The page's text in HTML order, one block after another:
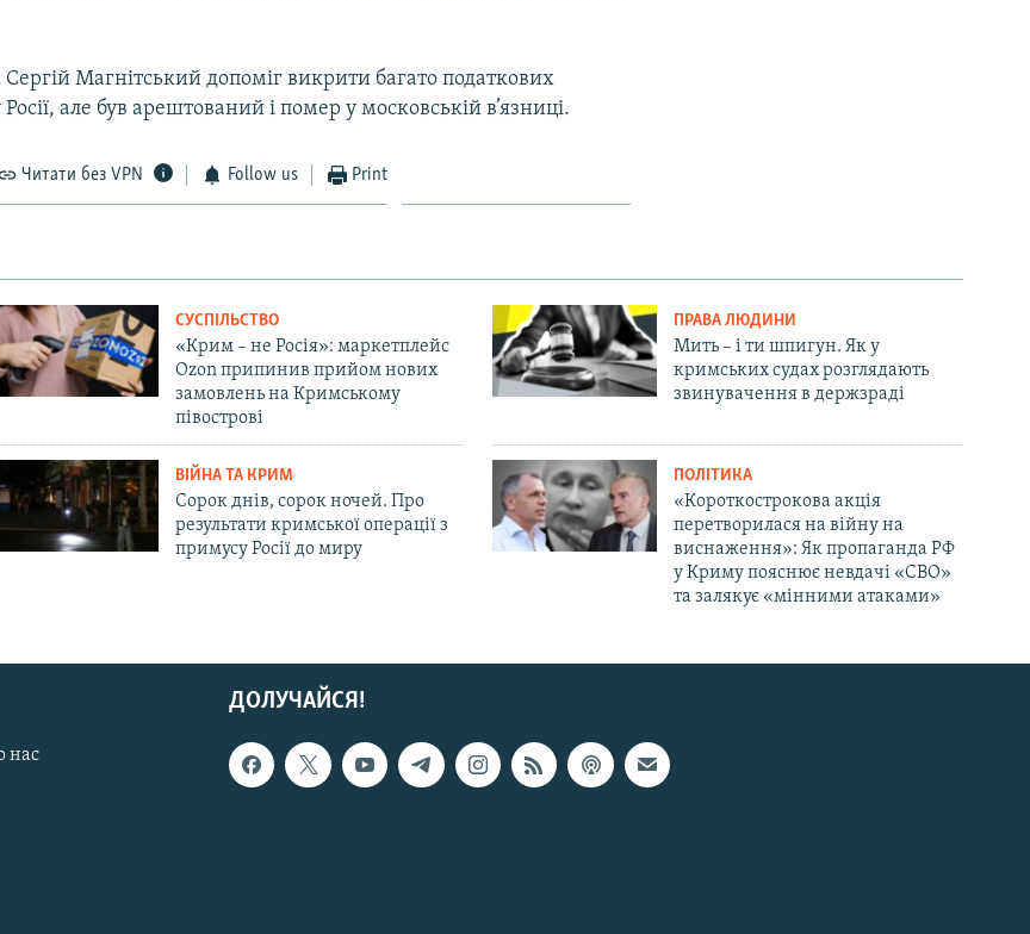
Магнітський допоміг викрити багато податкових
але був арештований і помер у московській в’язниці.
Читати без VPN Follow us Print
СУСПІЛЬСТВО
«Крим – не Росія»: маркетплейс
Ozon припинив прийом нових
замовлень на Кримському
півострові
ПРАВА ЛЮДИНИ
Мить – і ти шпигун. Як у
кримських судах розглядають
звинувачення в держзраді
ВІЙНА ТА КРИМ
Сорок днів, сорок ночей. Про
результати кримської операції з
примусу Росії до миру
ПОЛІТИКА
«Короткострокова акція
перетворилася на війну на
виснаження»: Як пропаганда РФ
у Криму пояснює невдачі «СВО»
та залякує «мінними атаками»
ДОЛУЧАЙСЯ!
нас